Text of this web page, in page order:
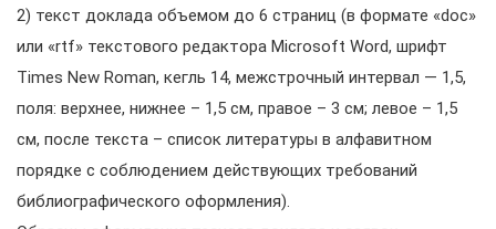
2) текст доклада объемом до 6 страниц (в формате «doc»
или «rtf» текстового редактора Microsoft Word, шрифт
Times New Roman, кегль 14, межстрочный интервал — 1,5,
поля: верхнее, нижнее – 1,5 см, правое – 3 см; левое – 1,5
см, после текста – список литературы в алфавитном
порядке с соблюдением действующих требований
библиографического оформления).